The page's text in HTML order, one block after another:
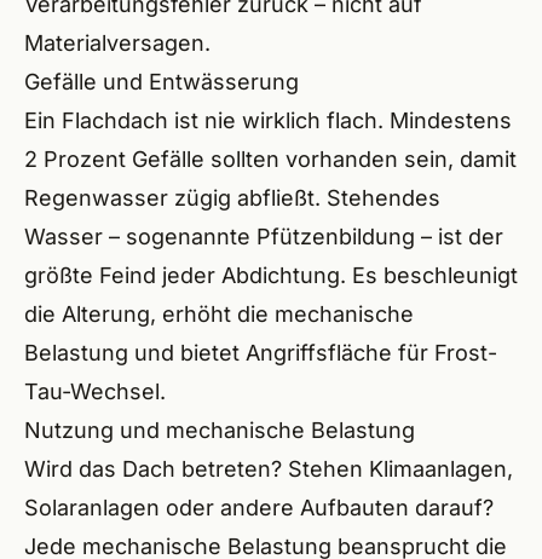
Materialversagen.
Gefälle und Entwässerung
Ein Flachdach ist nie wirklich flach. Mindestens
2 Prozent Gefälle sollten vorhanden sein, damit
Regenwasser zügig abfließt. Stehendes
Wasser – sogenannte Pfützenbildung – ist der
größte Feind jeder Abdichtung. Es beschleunigt
die Alterung, erhöht die mechanische
Belastung und bietet Angriffsfläche für Frost-
Tau-Wechsel.
Nutzung und mechanische Belastung
Wird das Dach betreten? Stehen Klimaanlagen,
Solaranlagen oder andere Aufbauten darauf?
Jede mechanische Belastung beansprucht die